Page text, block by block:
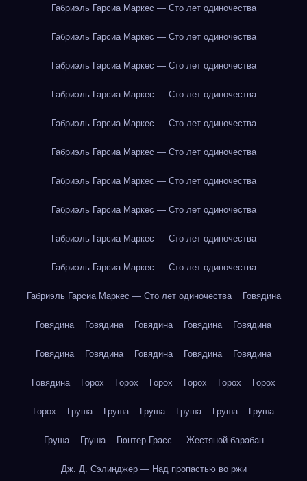
Габриэль Гарсиа Маркес — Сто лет одиночества
Габриэль Гарсиа Маркес — Сто лет одиночества
Габриэль Гарсиа Маркес — Сто лет одиночества
Габриэль Гарсиа Маркес — Сто лет одиночества
Габриэль Гарсиа Маркес — Сто лет одиночества
Габриэль Гарсиа Маркес — Сто лет одиночества
Габриэль Гарсиа Маркес — Сто лет одиночества
Габриэль Гарсиа Маркес — Сто лет одиночества
Габриэль Гарсиа Маркес — Сто лет одиночества
Габриэль Гарсиа Маркес — Сто лет одиночества
Габриэль Гарсиа Маркес — Сто лет одиночества Говядина
Говядина Говядина Говядина Говядина Говядина
Говядина Говядина Говядина Говядина Говядина
Говядина Горох Горох Горох Горох Горох Горох
Горох Груша Груша Груша Груша Груша Груша
Груша Груша Гюнтер Грасс — Жестяной барабан
Дж. Д. Сэлинджер — Над пропастью во ржи